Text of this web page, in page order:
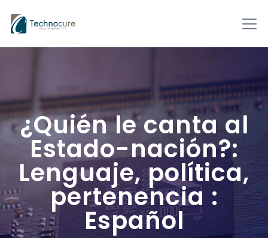
¿Quién le canta al
Estado-nación?:
Lenguaje, política,
pertenencia :
Español